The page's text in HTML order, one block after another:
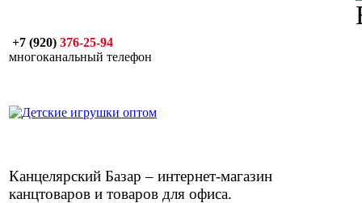
+7 (920) 376-25-94
многоканальный телефон
Канцелярский Базар – интернет-магазин
канцтоваров и товаров для офиса.